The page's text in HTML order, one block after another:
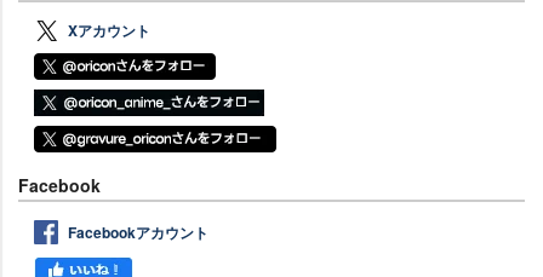
Xアカウント
Facebook
Facebookアカウント